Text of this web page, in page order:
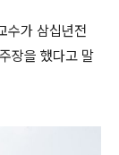
수가 삼십년전
장을 했다고 말